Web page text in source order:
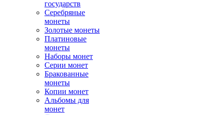
государств
Серебряные
монеты
Золотые монеты
Платиновые
монеты
Наборы монет
Серии монет
Бракованные
монеты
Копии монет
Альбомы для
монет